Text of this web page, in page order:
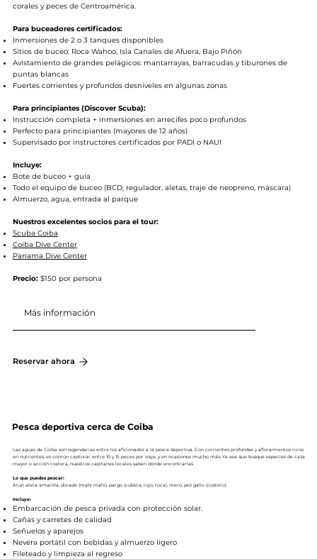
corales y peces de Centroamérica.
Para buceadores certificados:
Inmersiones de 2 o 3 tanques disponibles
Sitios de buceo: Roca Wahoo, Isla Canales de Afuera, Bajo Piñón
Avistamiento de grandes pelágicos: mantarrayas, barracudas y tiburones de
puntas blancas
Fuertes corrientes y profundos desniveles en algunas zonas
Para principiantes (Discover Scuba):
Instrucción completa + inmersiones en arrecifes poco profundos
Perfecto para principiantes (mayores de 12 años)
Supervisado por instructores certificados por PADI o NAUI
Incluye:
Bote de buceo + guía
Todo el equipo de buceo (BCD, regulador, aletas, traje de neopreno, máscara)
Almuerzo, agua, entrada al parque
Nuestros excelentes socios para el tour:
Scuba Coiba
Coiba Dive Center
Panama Dive Center
Precio:$150 por persona
Más información
Reservar ahora
Pesca deportiva cerca de Coiba
Las aguas de Coiba son legendarias entre los aficionados a la pesca deportiva. Con corrientes profundas y afloramientos ricos
en nutrientes, es común capturar entre 10 y 15 peces por viaje, y en ocasiones mucho más. Ya sea que busque especies de caza
mayor o acción costera, nuestros capitanes locales saben dónde encontrarlas.
Lo que puedes pescar:
Atún aleta amarilla, dorado (mahi mahi), pargo (cubera, rojo, roca), mero, pez gallo (costero)
Incluye:
Embarcación de pesca privada con protección solar.
Cañas y carretes de calidad
Señuelos y aparejos
Nevera portátil con bebidas y almuerzo ligero
Fileteado y limpieza al regreso